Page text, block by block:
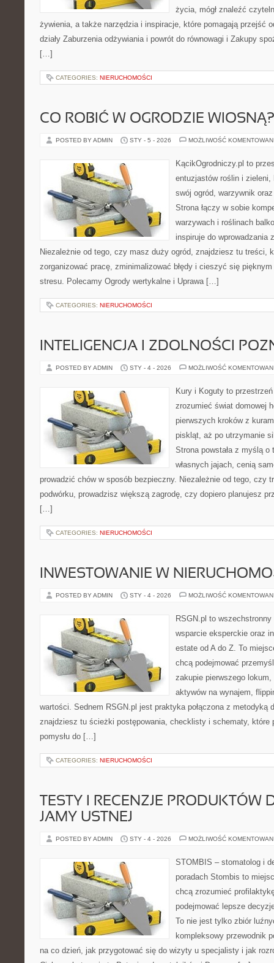
życia, mógł znaleźć
żywienia, a także narzędzia i inspiracje, które pomagają przejść
działy Zaburzenia odżywiania i powrót do równowagi i Zakupy
[…]
CATEGORIES: NIERUCHOMOŚCI
CO ROBIĆ W OGRODZIE WIOSNĄ?
POSTED BY ADMIN STY - 5 - 2026 MOŻLIWOŚĆ
KącikOgrodniczy.pl to
entuzjastów roślin i
swój ogród, warzywnik
Strona łączy w sobie
warzywach i roślinach
inspiruje do wprowadzania
Niezależnie od tego, czy masz duży ogród, znajdziesz tu treści,
zorganizować pracę, zminimalizować błędy i cieszyć się
stresu. Polecamy Ogrody wertykalne i Uprawa […]
CATEGORIES: NIERUCHOMOŚCI
INTELIGENCJA I ZDOLNOŚCI
POSTED BY ADMIN STY - 4 - 2026 MOŻLIWOŚĆ
Kury i Koguty to
zrozumieć świat domowej
pierwszych kroków z
piskląt, aż po utrzymanie
Strona powstała z myślą
własnych jajach, cenią
prowadzić chów w sposób bezpieczny. Niezależnie od tego, czy
podwórku, prowadzisz większą zagrodę, czy dopiero planujesz
[…]
CATEGORIES: NIERUCHOMOŚCI
INWESTOWANIE W
POSTED BY ADMIN STY - 4 - 2026 MOŻLIWOŚĆ
RSGN.pl to
wsparcie eksperckie oraz
estate od A do Z. To
chcą podejmować
zakupie pierwszego
aktywów na wynajem,
wartości. Sednem RSGN.pl jest praktyka połączona z metodyką
znajdziesz tu ścieżki postępowania, checklisty i schematy, które
pomysłu do […]
CATEGORIES: NIERUCHOMOŚCI
TESTY I RECENZJE PRODUKTÓW
JAMY USTNEJ
POSTED BY ADMIN STY - 4 - 2026 MOŻLIWOŚĆ
STOMBIS – stomatolog i
poradach Stombis to
chcą zrozumieć
podejmować lepsze
To nie jest tylko zbiór
kompleksowy przewodnik
na co dzień, jak przygotować się do wizyty u specjalisty i jak